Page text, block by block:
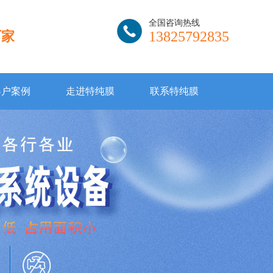
全国咨询热线
13825792835
案例 走进特纯膜 联系特纯膜